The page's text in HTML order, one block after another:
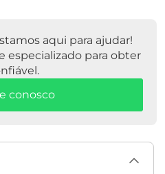
aqui para ajudar!
especializado para obter
conosco